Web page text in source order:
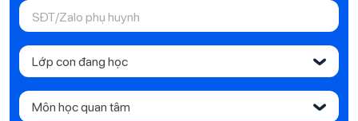
Lớp con đang học ‹
Môn học quan tâm ‹